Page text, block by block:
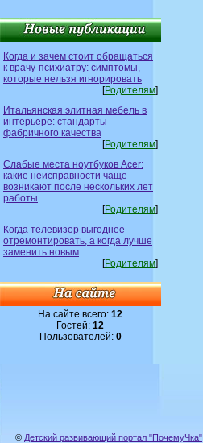
Когда и зачем стоит обращаться
к врачу-психиатру: симптомы,
которые нельзя игнорировать
[Родителям]
Итальянская элитная мебель в
интерьере: стандарты
фабричного качества
[Родителям]
Слабые места ноутбуков Acer:
какие неисправности чаще
возникают после нескольких лет
работы
[Родителям]
Когда телевизор выгоднее
отремонтировать, а когда лучше
заменить новым
[Родителям]
На сайте всего:12
Гостей:12
Пользователей: 0
© Детский развивающий портал "ПочемуЧка"